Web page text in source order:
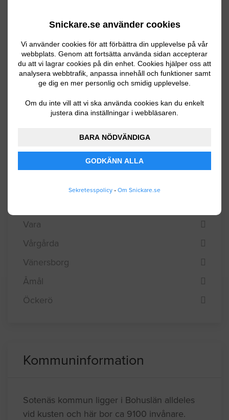
Snickare.se använder cookies
Vi använder cookies för att förbättra din upplevelse på vår
webbplats. Genom att fortsätta använda sidan accepterar
du att vi lagrar cookies på din enhet. Cookies hjälper oss att
analysera webbtrafik, anpassa innehåll och funktioner samt
ge dig en mer personlig och smidig upplevelse.
Om du inte vill att vi ska använda cookies kan du enkelt
justera dina inställningar i webbläsaren.
BARA NÖDVÄNDIGA
GODKÄNN ALLA
Sekretesspolicy • Om Snickare.se
Tanum
Tibro
Töreboda
Vara
Vårgårda
Vänersborg
Åmål
Öckerö
Kommuninformation
Sotenäs kommun ligger i Bohuslän alldeles
vid kusten och här bor ca 9100 invånare.